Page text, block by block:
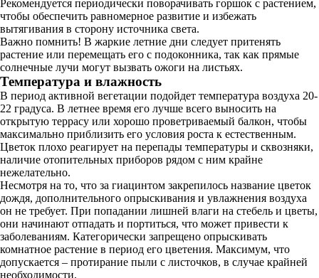
Рекомендуется периодически поворачивать горшок с растением,
чтобы обеспечить равномерное развитие и избежать
вытягивания в сторону источника света.
Важно помнить! В жаркие летние дни следует притенять
растение или перемещать его с подоконника, так как прямые
солнечные лучи могут вызвать ожоги на листьях.
Температура и влажность
В период активной вегетации подойдет температура воздуха 20-
22 градуса. В летнее время его лучше всего выносить на
открытую террасу или хорошо проветриваемый балкон, чтобы
максимально приблизить его условия роста к естественным.
Цветок плохо реагирует на перепады температуры и сквозняки,
наличие отопительных приборов рядом с ним крайне
нежелательно.
Несмотря на то, что за гиацинтом закрепилось название цветок
дождя, дополнительного опрыскивания и увлажнения воздуха
он не требует. При попадании лишней влаги на стебель и цветы,
они начинают отпадать и портиться, что может привести к
заболеваниям. Категорически запрещено опрыскивать
комнатное растение в период его цветения. Максимум, что
допускается – протирание пыли с листочков, в случае крайней
необходимости.